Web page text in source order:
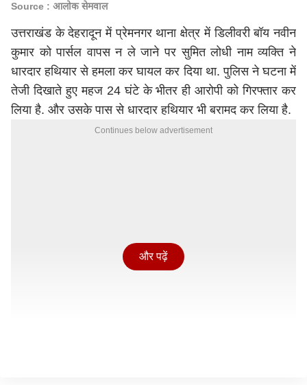
Source : आलोक सेमवाल
उत्तराखंड के देहरादून में प्रेमनगर थाना क्षेत्र में डिलीवरी बॉय नवीन
कुमार को पार्सल वापस न ले जाने पर सुमित लोधी नाम व्यक्ति ने
धारदार हथियार से हमला कर घायल कर दिया था. पुलिस ने घटना में
तेजी दिखाते हुए महज 24 घंटे के भीतर ही आरोपी को गिरफ्तार कर
लिया है. और उसके पास से धारदार हथियार भी बरामद कर लिया है.
Continues below advertisement
और पढ़ें